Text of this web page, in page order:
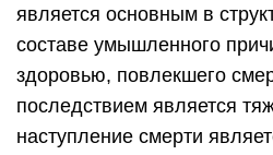
является основным в
составе умышленного
здоровью, повлекшего
последствием является
наступление смерти